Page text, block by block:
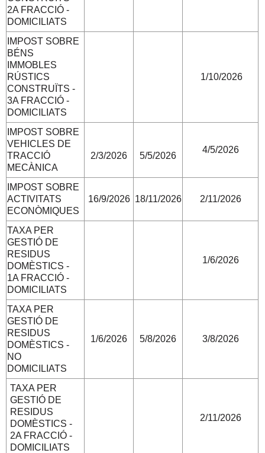
2A FRACCIÓ -
DOMICILIATS
IMPOST SOBRE
BÉNS
IMMOBLES
RÚSTICS
CONSTRUÏTS -
3A FRACCIÓ -
DOMICILIATS
1/10/2026
IMPOST SOBRE
VEHICLES DE
TRACCIÓ
MECÀNICA
2/3/2026 5/5/2026
4/5/2026
IMPOST SOBRE
ACTIVITATS
ECONÒMIQUES
16/9/2026 18/11/2026 2/11/2026
TAXA PER
GESTIÓ DE
RESIDUS
DOMÈSTICS -
1A FRACCIÓ -
DOMICILIATS
1/6/2026
TAXA PER
GESTIÓ DE
RESIDUS
DOMÈSTICS -
NO
DOMICILIATS
1/6/2026 5/8/2026 3/8/2026
TAXA PER
GESTIÓ DE
RESIDUS
DOMÈSTICS -
2A FRACCIÓ -
DOMICILIATS
2/11/2026